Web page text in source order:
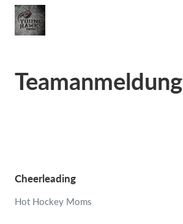
Teamanmeldung
Cheerleading
Hot Hockey Moms